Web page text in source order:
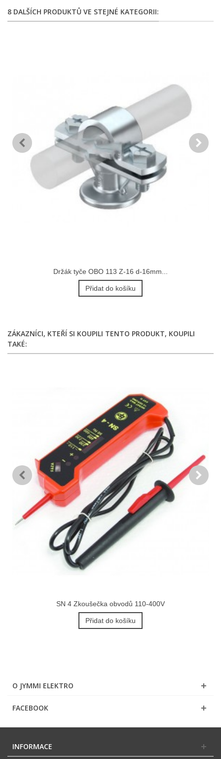
8 DALŠÍCH PRODUKTŮ VE STEJNÉ KATEGORII:
Držák tyče OBO 113 Z-16 d-16mm...
Přidat do košíku
ZÁKAZNÍCI, KTEŘÍ SI KOUPILI TENTO PRODUKT, KOUPILI
TAKÉ:
SN 4 Zkoušečka obvodů 110-400V
Přidat do košíku
O JYMMI ELEKTRO
FACEBOOK
INFORMACE